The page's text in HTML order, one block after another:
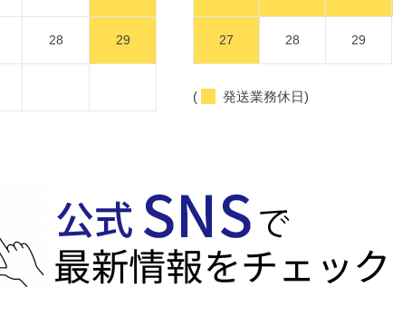
28 29 27 28 29
( 発送業務休日)